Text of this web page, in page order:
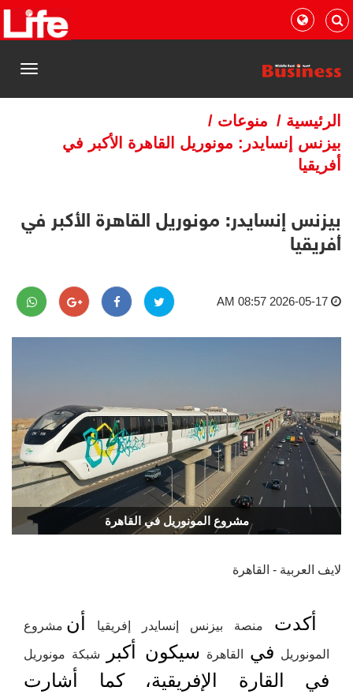
القائمة
الرئيسية / منوعات /
بيزنس إنسايدر: مونوريل القاهرة الأكبر في
أفريقيا
بيزنس إنسايدر: مونوريل القاهرة الأكبر في
أفريقيا
2026-05-17 08:57 AM
مشروع المونوريل في القاهرة
لايف العربية - القاهرة
أكدت منصة بيزنس إنسايدر إفريقيا أن مشروع
المونوريل في القاهرة سيكون أكبر شبكة مونوريل
في القارة الإفريقية، كما أشارت